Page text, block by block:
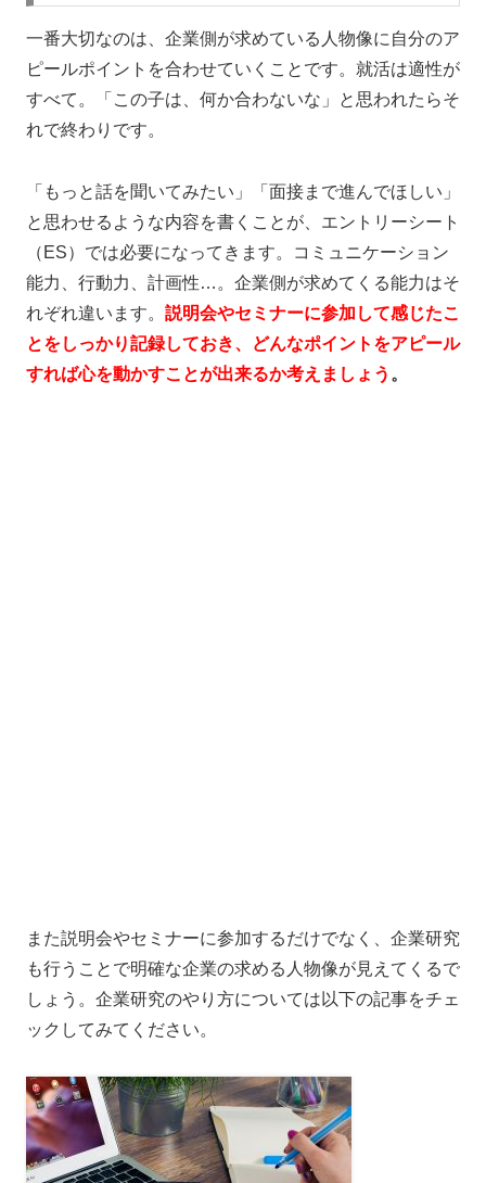
一番大切なのは、企業側が求めている人物像に自分のア
ピールポイントを合わせていくことです。就活は適性が
すべて。「この子は、何か合わないな」と思われたらそ
れで終わりです。
「もっと話を聞いてみたい」「面接まで進んでほしい」
と思わせるような内容を書くことが、エントリーシート
（ES）では必要になってきます。コミュニケーション
能力、行動力、計画性…。企業側が求めてくる能力はそ
れぞれ違います。 説明会やセミナーに参加して感じたこ
とをしっかり記録しておき、どんなポイントをアピール
すれば心を動かすことが出来るか考えましょう 。
また説明会やセミナーに参加するだけでなく、企業研究
も行うことで明確な企業の求める人物像が見えてくるで
しょう。企業研究のやり方については以下の記事をチェ
ックしてみてください。